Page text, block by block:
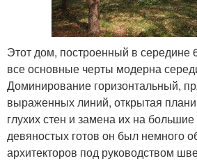
Этот дом, построенный в середине
все основные черты модерна
Доминирование горизонтальный,
выраженных линий, открытая
глухих стен и замена их на
девяностых готов он был немного
архитекторов под руководством